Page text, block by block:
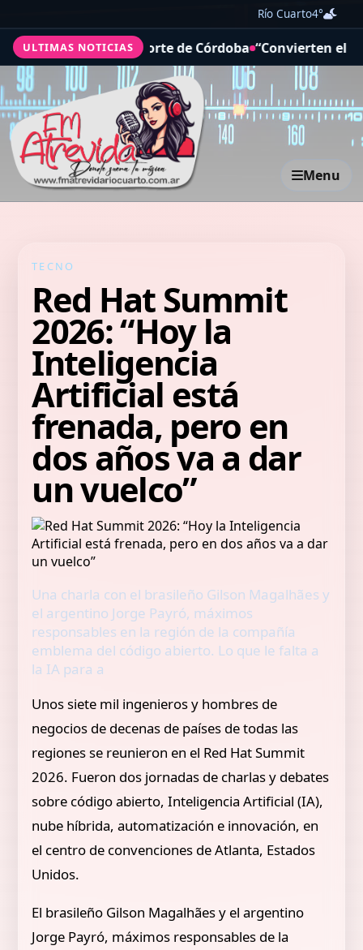
Río Cuarto4°
ULTIMAS NOTICIAS
transporte de Córdoba “Convierten el caos en
Menu
TECNO
Red Hat Summit
2026: “Hoy la
Inteligencia
Artificial está
frenada, pero en
dos años va a dar
un vuelco”
Una charla con el brasileño Gilson Magalhães y
el argentino Jorge Payró, máximos
responsables en la región de la compañía
emblema del código abierto. Lo que le falta a
la IA para a
Unos siete mil ingenieros y hombres de
negocios de decenas de países de todas las
regiones se reunieron en el Red Hat Summit
2026. Fueron dos jornadas de charlas y debates
sobre código abierto, Inteligencia Artificial (IA),
nube híbrida, automatización e innovación, en
el centro de convenciones de Atlanta, Estados
Unidos.
El brasileño Gilson Magalhães y el argentino
Jorge Payró, máximos responsables de la